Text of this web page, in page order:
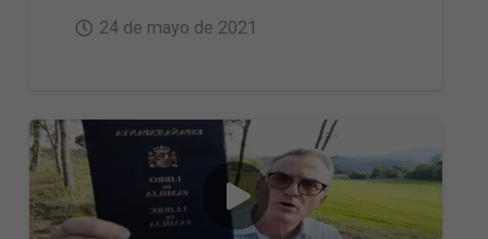
24 de mayo de 2021